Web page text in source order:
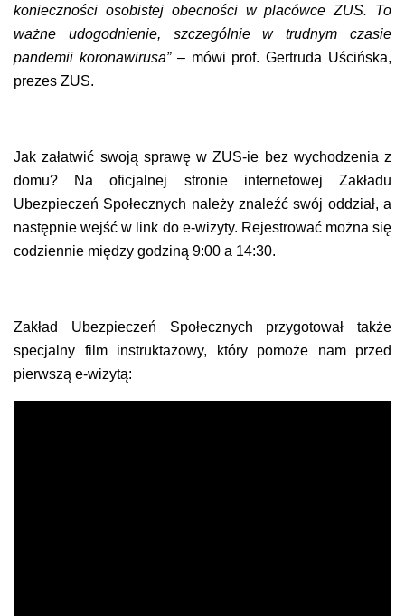
konieczności osobistej obecności w placówce ZUS. To
ważne udogodnienie, szczególnie w trudnym czasie
pandemii koronawirusa”– mówi prof. Gertruda Uścińska,
prezes ZUS.
Jak załatwić swoją sprawę w ZUS-ie bez wychodzenia z
domu? Na oficjalnej stronie internetowej Zakładu
Ubezpieczeń Społecznych należy znaleźć swój oddział, a
następnie wejść w link do e-wizyty. Rejestrować można się
codziennie między godziną 9:00 a 14:30.
Zakład Ubezpieczeń Społecznych przygotował także
specjalny film instruktażowy, który pomoże nam przed
pierwszą e-wizytą: